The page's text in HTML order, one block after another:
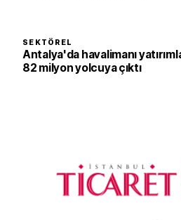
SEKTÖREL
Antalya'da havalimanı
82 milyon yolcuya çıktı